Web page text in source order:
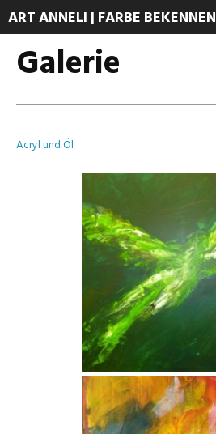
ART ANNELI | FARBE BEKENNEN
Galerie
Acryl und Öl